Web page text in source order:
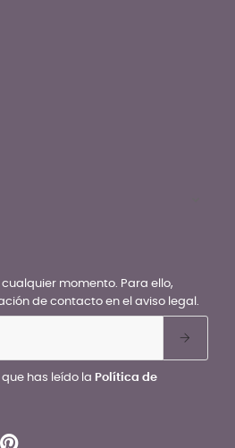
momento. Para ello,
de contacto en el aviso legal.
has leído la Política de